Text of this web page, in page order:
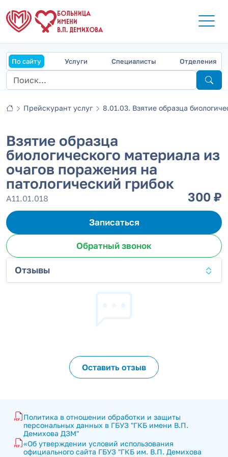
БОЛЬНИЦА
ИМЕНИ
В.П. ДЕМИХОВА
По сайту Услуги Специалисты Отделения
Прейскурант услуг 8.01.03. Взятие образца
Взятие образца
биологического материала из
очагов поражения на
патологический грибок
А11.01.018 300 ₽
Записаться
Обратный звонок
Отзывы
Оставить отзыв
Политика в отношении обработки и защиты
персональных данных в ГБУЗ "ГКБ имени В.П.
Демихова ДЗМ"
«Об утверждении условий использования
официального сайта ГБУЗ "ГКБ им. В.П. Демихова